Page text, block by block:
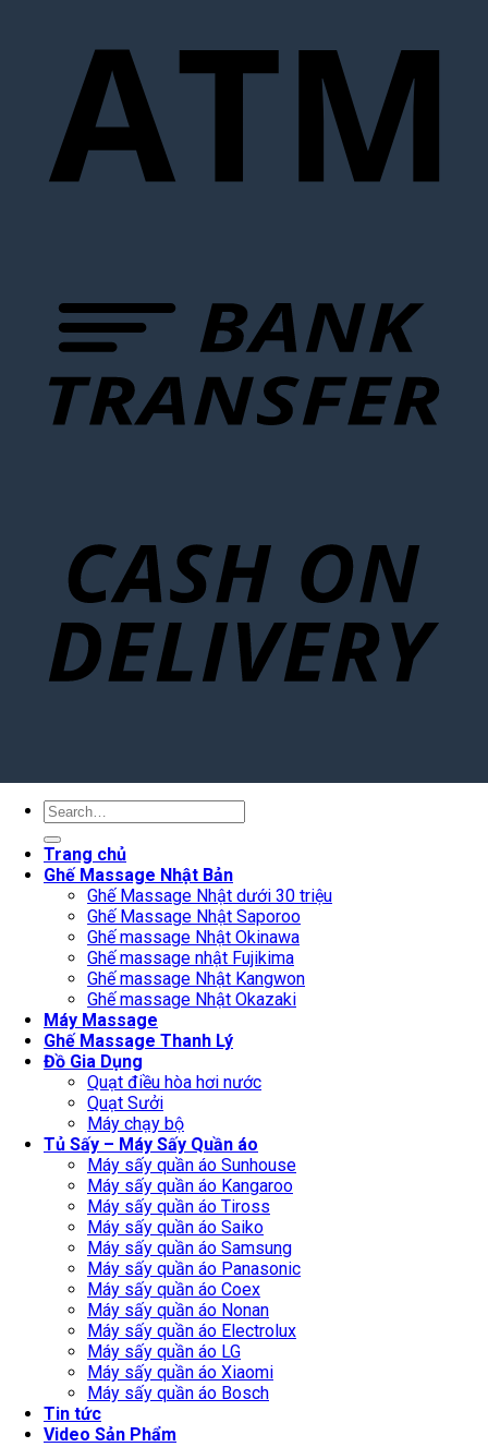
Search
Trang chủ
Ghế Massage Nhật Bản
Ghế Massage Nhật dưới 30 triệu
Ghế Massage Nhật Saporoo
Ghế massage Nhật Okinawa
Ghế massage nhật Fujikima
Ghế massage Nhật Kangwon
Ghế massage Nhật Okazaki
Máy Massage
Ghế Massage Thanh Lý
Đồ Gia Dụng
Quạt điều hòa hơi nước
Quạt Sưởi
Máy chạy bộ
Tủ Sấy – Máy Sấy Quần áo
Máy sấy quần áo Sunhouse
Máy sấy quần áo Kangaroo
Máy sấy quần áo Tiross
Máy sấy quần áo Saiko
Máy sấy quần áo Samsung
Máy sấy quần áo Panasonic
Máy sấy quần áo Coex
Máy sấy quần áo Nonan
Máy sấy quần áo Electrolux
Máy sấy quần áo LG
Máy sấy quần áo Xiaomi
Máy sấy quần áo Bosch
Tin tức
Video Sản Phẩm